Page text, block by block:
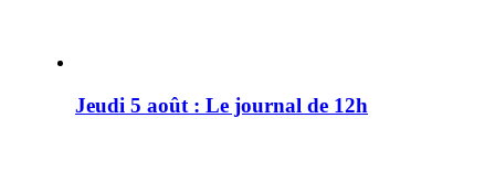
Jeudi 5 août : Le journal de 12h